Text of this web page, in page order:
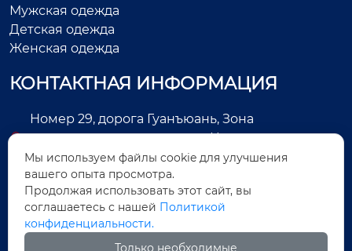
Мужская одежда
Детская одежда
Женская одежда
КОНТАКТНАЯ ИНФОРМАЦИЯ
Номер 29, дорога Гуанъюань, Зона
экономического развития, Цзиньцзян, город
Цюаньчжоу, провинция Фуцзянь, Китай
+86-13505025552
Legas@aoxing.com.cn
+8613505025552
Мы используем файлы cookie для улучшения
вашего опыта просмотра.
Продолжая использовать этот сайт, вы
соглашаетесь с нашей Политикой
конфиденциальности.
Только необходимые